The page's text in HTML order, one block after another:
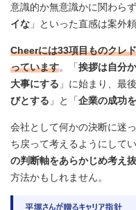
意識的か無意識かに関わら
イな 」といった直感は案外
Cheerには33項目ものクレ
っています。「挨拶は自分
大事にする 」に始まり、最
びとする 」と「企業の成功
会社として何かの決断に迷
ち戻って考えるようにしてい
の判断軸をあらかじめ考え
方法かもしれません。